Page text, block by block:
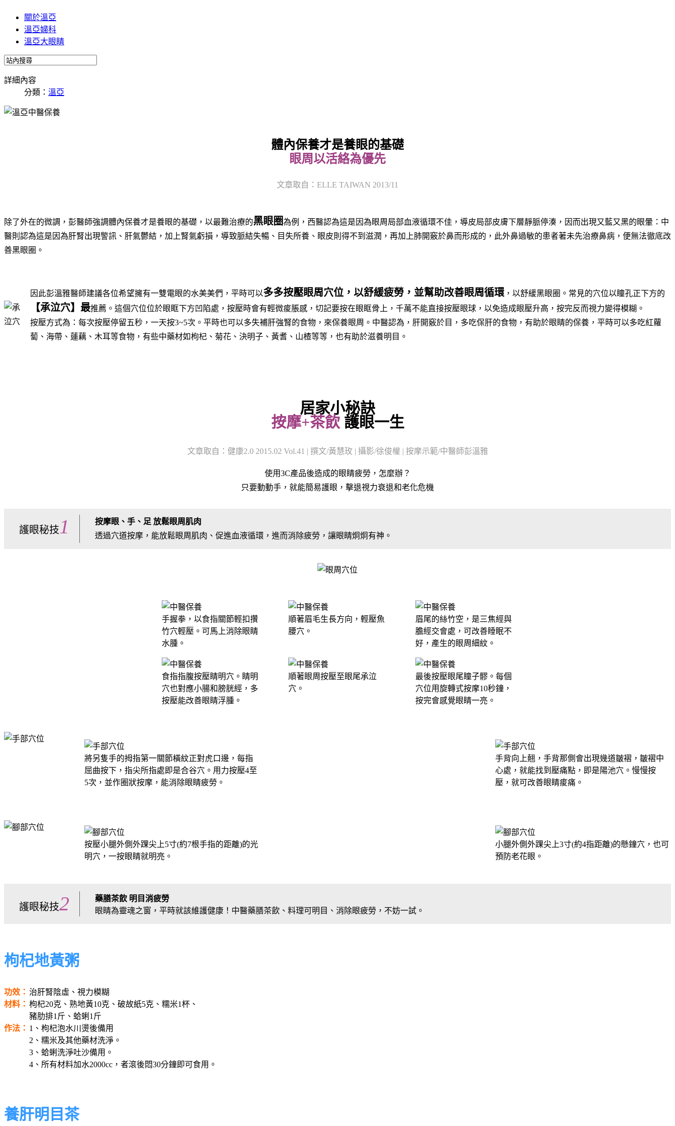
關於溫亞
溫亞婦科
溫亞大眼睛
詳細內容
分類： 溫亞
體內保養才是養眼的基礎
眼周以活絡為優先
文章取自：ELLE TAIWAN 2013/11
除了外在的微調，彭醫師強調體內保養才是養眼的基礎，以最難治療的黑眼圈為例，西醫認為這是因為眼周局部血液循環不佳，導皮局部皮膚下層靜脈停湊，因而出現又藍又黑的眼暈：中
醫則認為這是因為肝腎出現警訊、肝氣鬱結，加上腎氣虧損，導致脈結失暢、目失所養、眼皮則得不到滋潤，再加上肺開竅於鼻而形成的，此外鼻過敏的患者著未先治療鼻病，便無法徹底改
善黑眼圈。
因此彭溫雅醫師建議各位希望擁有一雙電眼的水美美們，平時可以多多按壓眼周穴位，以舒緩疲勞，並幫助改善眼周循環，以舒緩黑眼圈。常見的穴位以瞳孔正下方的
【承泣穴】最推薦。這個穴位位於眼眶下方凹陷處，按壓時會有輕微痠脹感，切記要按在眼眶骨上，千萬不能直接按壓眼球，以免造成眼壓升高，按完反而視力變得模糊。
按壓方式為：每次按壓停留五秒，一天按3~5次。平時也可以多失補肝強腎的食物，來保養眼周。中醫認為，肝開竅於目，多吃保肝的食物，有助於眼睛的保養，平時可以多吃紅蘿
蔔、海帶、蓮藕、木耳等食物，有些中藥材如枸杞、菊花、決明子、黃耆、山楂等等，也有助於滋養明目。
居家小秘訣
按摩+茶飲護眼一生
文章取自：健康2.0 2015.02 Vol.41 | 撰文/黃慧玫 | 攝影/徐俊權 | 按摩示範/中醫師彭溫雅
使用3C產品後造成的眼睛疲勞，怎麼辦？
只要動動手，就能簡易護眼，擊退視力衰退和老化危機
護眼秘技1
按摩眼、手、足 放鬆眼周肌肉
透過穴道按摩，能放鬆眼周肌肉、促進血液循環，進而消除疲勞，讓眼睛炯炯有神。
手握拳，以食指關節輕扣攢
竹穴輕壓。可馬上消除眼睛
水腫。
順著眉毛生長方向，輕壓魚
腰穴。
眉尾的絲竹空，是三焦經與
膽經交會處，可改善睡眠不
好，產生的眼周細紋。
食指指腹按壓睛明穴。睛明
穴也對應小腸和膀胱經，多
按壓能改善眼睛浮腫。
順著眼周按壓至眼尾承泣
穴。
最後按壓眼尾瞳子髎。每個
穴位用旋轉式按摩10秒鐘，
按完會感覺眼睛一亮。
將另隻手的拇指第一關節橫紋正對虎口邊，每指
屈曲按下，指尖所指處即是合谷穴。用力按壓4至
5次，並作圈狀按摩，能消除眼睛疲勞。
手背向上翹，手背那側會出現幾道皺褶，皺褶中
心處，就能找到壓痛點，即是陽池穴。慢慢按
壓，就可改善眼睛痠痛。
按壓小腿外側外踝尖上5寸(約7根手指的距離)的光
明穴，一按眼睛就明亮。
小腿外側外踝尖上3寸(約4指距離)的懸鐘穴，也可
預防老花眼。
護眼秘技2
藥膳茶飲 明目消疲勞
眼睛為靈魂之窗，平時就該維護健康！中醫藥膳茶飲、料理可明目、消除眼疲勞，不妨一試。
枸杞地黃粥
功效： 治肝腎陰虛、視力模糊
材料： 枸杞20克、熟地黃10克、破故紙5克、糯米1杯、
豬肋排1斤、蛤蜊1斤
作法： 1、枸杞泡水川燙後備用
2、糯米及其他藥材洗淨。
3、蛤蜊洗淨吐沙備用。
4、所有材料加水2000cc，者滾後悶30分鐘即可食用。
養肝明目茶